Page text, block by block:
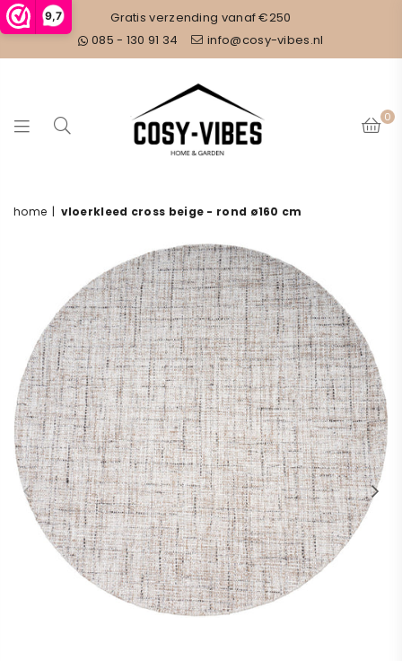
9,7
Gratis verzending vanaf €250
085 - 130 91 34
info@cosy-vibes.nl
COSY
VIBES
0
home | vloerkleed cross beige - rond ø160 cm